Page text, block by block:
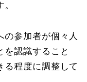
の参加者が個々人
を認識すること
る程度に調整して